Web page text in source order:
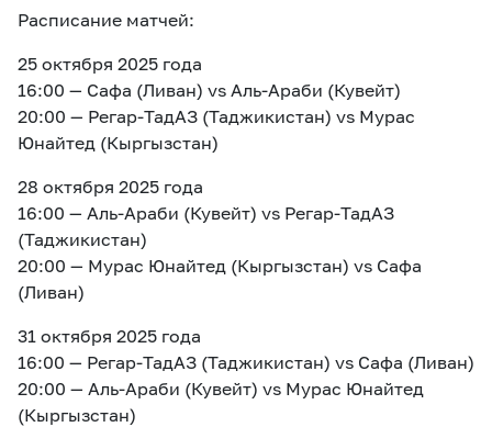
Расписание матчей:
25 октября 2025 года
16:00 — Сафа (Ливан) vs Аль-Араби (Кувейт)
20:00 — Регар-ТадАЗ (Таджикистан) vs Мурас
Юнайтед (Кыргызстан)
28 октября 2025 года
16:00 — Аль-Араби (Кувейт) vs Регар-ТадАЗ
(Таджикистан)
20:00 — Мурас Юнайтед (Кыргызстан) vs Сафа
(Ливан)
31 октября 2025 года
16:00 — Регар-ТадАЗ (Таджикистан) vs Сафа (Ливан)
20:00 — Аль-Араби (Кувейт) vs Мурас Юнайтед
(Кыргызстан)